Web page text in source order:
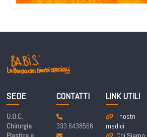
SEDE
U.O.C.
Chirurgia
CONTATTI
333.6438566
LINK UTILI
I nostri
medici